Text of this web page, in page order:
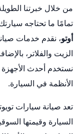
من خلال خبرتنا
تمامًا ما تحتاجه
أوتو، نقدم خدمات
الزيت والفلاتر،
نستخدم أحدث
الأنظمة في السيارة.
تعد صيانة سيارات
السيارة وقيمتها